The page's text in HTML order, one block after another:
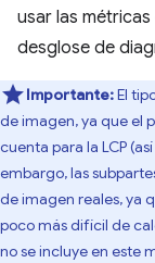
usar las métricas
desglose de
Importante:El
de imagen, ya que el
cuenta para la LCP
embargo, las
de imagen reales, ya
poco más difícil de
no se incluye en este